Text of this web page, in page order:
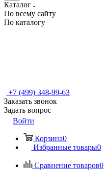
Каталог
По всему сайту
По каталогу
+7 (499) 348-99-63
Заказать звонок
Задать вопрос
Войти
Корзина0
Избранные товары0
Сравнение товаров0